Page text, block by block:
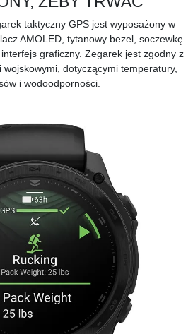
taktyczny GPS jest wyposażony w
AMOLED, tytanowy bezel, soczewkę
graficzny. Zegarek jest zgodny z
dotyczącymi temperatury,
i wodoodporności.